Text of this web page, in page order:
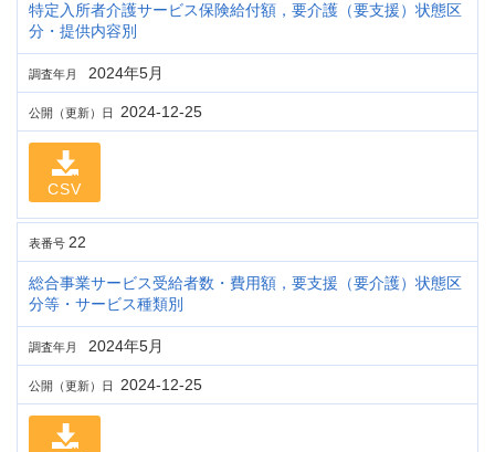
特定入所者介護サービス保険給付額，要介護（要支援）状態区
分・提供内容別
調査年月 2024年5月
公開（更新）日 2024-12-25
CSV
表番号 22
総合事業サービス受給者数・費用額，要支援（要介護）状態区
分等・サービス種類別
調査年月 2024年5月
公開（更新）日 2024-12-25